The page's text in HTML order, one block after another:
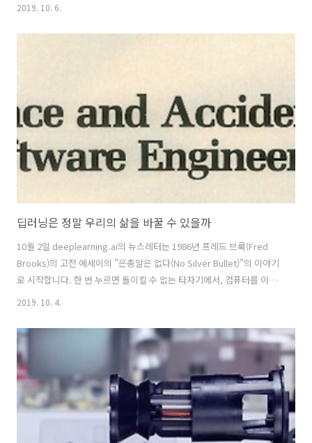
사실이 아님을 미리 밝힙니다. __ 유치원에 다니는 아이가 있거나 초등
와 같은 존재처럼 느껴지기 때문인지도 모릅니다. 저는 아이의 코딩 교육
에 적절한..
2019. 10. 6.
딥러닝은 정말 우리의 삶을 바꿀 수 있을까
10월 2일 deeplearning.ai의 뉴스레터는 1986년 프레드 브룩(Fred
Brooks)의 고전 에세이의 "은총알은 없다(No Silver Bullet)"의 이야기
로 시작합니다. 한 번 누르면 돌이킬 수 없는 타자기에서, 컴퓨터를 이용
가 우리가 "진짜 하려는 말"을 생각 속에서 뽑아내는 것과 같이 글을 쓸
때 핵심적이고 가장 어려운 부분은 해결해주지 못하기 때문이란 이야기
를 합니다. 프로그래밍 도구들도 타자기와 같은 문제를 가지고 있는데 도
구가 발전하고 언어가 진화했지만 역시 "무엇을 만들 것인가"에 대한 것
자체는 해결해주지 못한다는 것입니다. 그런데 딥..
2019. 10. 4.